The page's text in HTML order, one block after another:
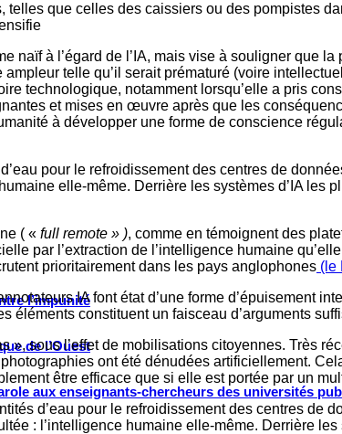
l’impunité
de l’Ouest
aux enseignants-chercheurs des universités
telles que celles des caissiers ou des pompistes
naïf à l’égard de l’IA, mais vise à souligner que
telle qu’il serait prématuré (voire
technologique, notamment lorsqu’elle a pris
et mises en œuvre après que les
à développer une forme de conscience
pour le refroidissement des centres de
elle-même. Derrière les systèmes d’IA les
( « full remote » ), comme en témoignent des
par l’extraction de l’intelligence humaine
prioritairement dans les pays anglophones (le
IA font état d’une forme d’épuisement
constituent un faisceau d’arguments
sous l’effet de mobilisations citoyennes. Très
ont été dénudées artificiellement.
être efficace que si elle est portée par un
d’eau pour le refroidissement des centres de
: l’intelligence humaine elle-même. Derrière